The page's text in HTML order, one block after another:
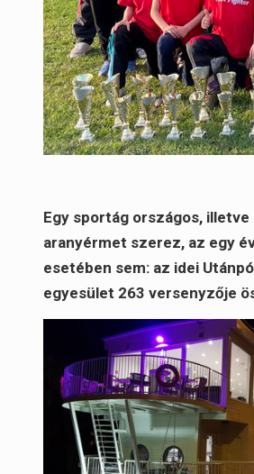
Egy sportág országos,
aranyérmet szerez, az egy
esetében sem: az idei
egyesület 263 versenyzője